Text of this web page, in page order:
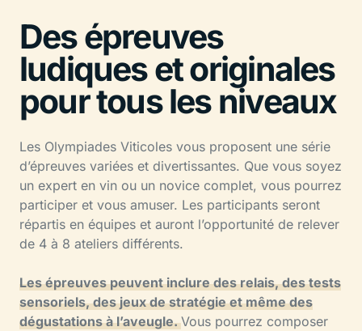
Des épreuves
ludiques et originales
pour tous les niveaux
Les Olympiades Viticoles vous proposent une série
d’épreuves variées et divertissantes. Que vous soyez
un expert en vin ou un novice complet, vous pourrez
participer et vous amuser. Les participants seront
répartis en équipes et auront l’opportunité de relever
de 4 à 8 ateliers différents.
Les épreuves peuvent inclure des relais, des tests
sensoriels, des jeux de stratégie et même des
dégustations à l’aveugle.Vous pourrez composer